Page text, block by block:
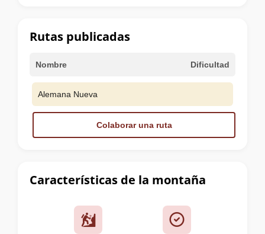
cumbre
Características de la montaña
Rutas publicadas
Nombre Dificultad
Alemana Nueva
Colaborar una ruta